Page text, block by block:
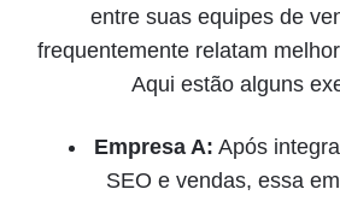
entre suas equipes de
frequentemente relatam
Aqui estão alguns
Empresa A: Após
SEO e vendas, essa